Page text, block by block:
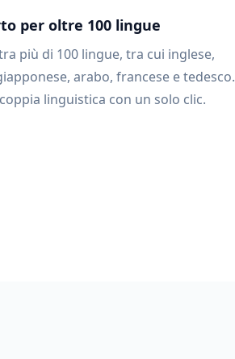
per oltre 100 lingue
più di 100 lingue, tra cui inglese,
arabo, francese e tedesco.
linguistica con un solo clic.